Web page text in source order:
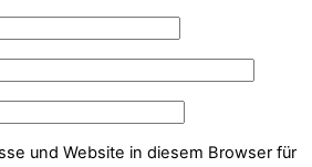
und Website in diesem Browser für